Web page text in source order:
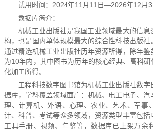
试用时间：2024年11月11日—2026年12月
数据库简介：
机械工业出版社是我国工业领域最大的信息
构，也是国内单体规模最大的综合性科技出版社
通过精选机械工业出版社历年资源所得，除年鉴
为10年内，其中图书为历年的核心经典、高科研
化加工所得。
工程科技数字图书馆为机械工业出版社数字
据库，学科覆盖领域面广：机械、电工电子、汽
理、计算机、外语、心理、农业、艺术、军事
计、科普、考试等众多领域，资源类型丰富包括
工具手册、视频、年鉴等，数据库已上架万余